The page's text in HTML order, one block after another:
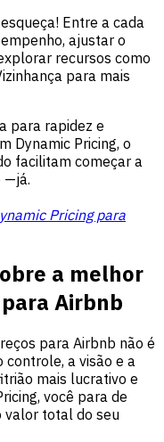
Entre a cada
ajustar o
recursos como
para mais
para rapidez e
Dynamic Pricing, o
facilitam começar a
—já.
Pricing para
a melhor
Airbnb
para Airbnb não é
a visão e a
mais lucrativo e
você para de
valor total do seu